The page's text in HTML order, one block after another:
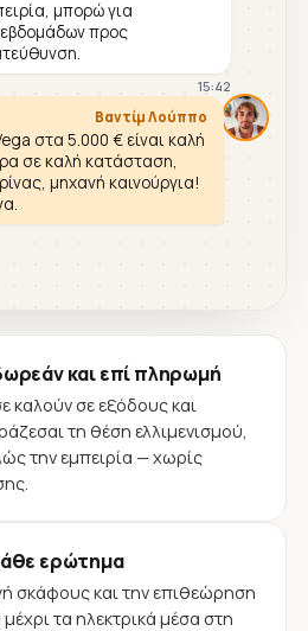
μπορώ για
προς
15:42
Βαντίμ Λούππο
στα 5.000 € είναι καλή
σε καλή κατάσταση,
μηχανή καινούργια!
και επί πληρωμή
καλούν σε εξόδους και
τη θέση ελλιμενισμού,
την εμπειρία — χωρίς
ερώτημα
σκάφους και την επιθεώρηση
τα ηλεκτρικά μέσα στη